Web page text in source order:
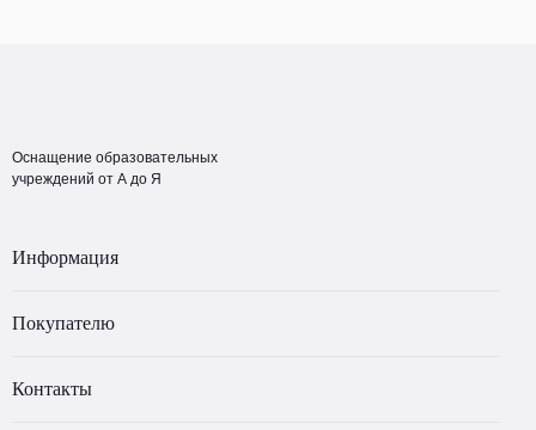
Оснащение образовательных
учреждений от А до Я
Информация
Покупателю
Контакты